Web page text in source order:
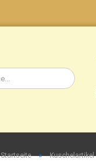
Startseite » Kuschelartikel